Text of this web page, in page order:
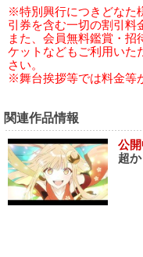
※特別興行につきどなた
引券を含む一切の割引料
また、会員無料鑑賞・招
ケットなどもご利用いた
さい。
※舞台挨拶等では料金等
関連作品情報
公開
超か